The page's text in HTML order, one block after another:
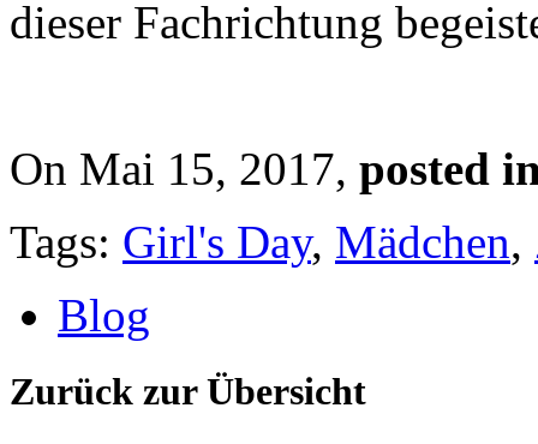
dieser Fachrichtung
On Mai 15, 2017, posted
Tags: Girl's Day, Mädchen,
Blog
Zurück zur Übersicht